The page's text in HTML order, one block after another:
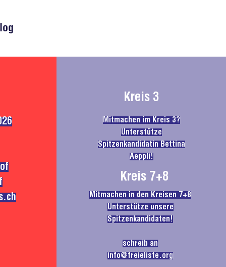
Kreis 3
Mitmachen im Kreis 3?
Unterstütze
Spitzenkandidatin Bettina
Aeppli!
Kreis 7+8
Mitmachen in den Kreisen 7+8
Unterstütze unsere
Spitzenkandidaten!
schreib an
info@freieliste.org